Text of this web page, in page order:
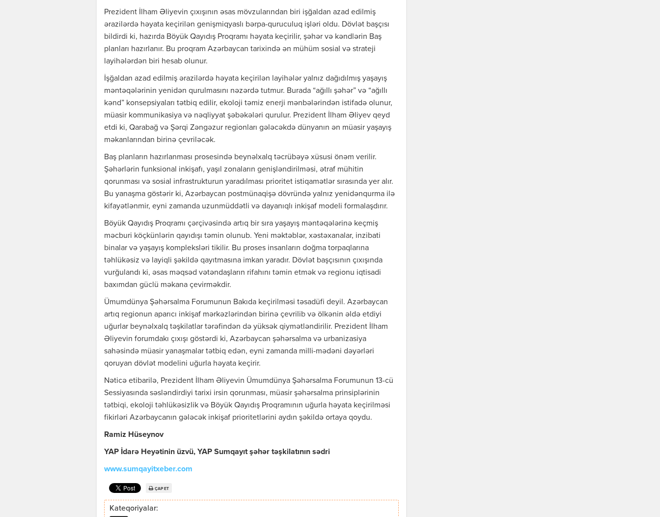
Prezident İlham Əliyevin çıxışının əsas mövzularından biri işğaldan azad edilmiş
ərazilərdə həyata keçirilən genişmiqyaslı bərpa-quruculuq işləri oldu. Dövlət başçısı
bildirdi ki, hazırda Böyük Qayıdış Proqramı həyata keçirilir, şəhər və kəndlərin Baş
planları hazırlanır. Bu proqram Azərbaycan tarixində ən mühüm sosial və strateji
layihələrdən biri hesab olunur.
İşğaldan azad edilmiş ərazilərdə həyata keçirilən layihələr yalnız dağıdılmış yaşayış
məntəqələrinin yenidən qurulmasını nəzərdə tutmur. Burada “ağıllı şəhər” və “ağıllı
kənd” konsepsiyaları tətbiq edilir, ekoloji təmiz enerji mənbələrindən istifadə olunur,
müasir kommunikasiya və nəqliyyat şəbəkələri qurulur. Prezident İlham Əliyev qeyd
etdi ki, Qarabağ və Şərqi Zəngəzur regionları gələcəkdə dünyanın ən müasir yaşayış
məkanlarından birinə çevriləcək.
Baş planların hazırlanması prosesində beynəlxalq təcrübəyə xüsusi önəm verilir.
Şəhərlərin funksional inkişafı, yaşıl zonaların genişləndirilməsi, ətraf mühitin
qorunması və sosial infrastrukturun yaradılması prioritet istiqamətlər sırasında yer alır.
Bu yanaşma göstərir ki, Azərbaycan postmünaqişə dövründə yalnız yenidənqurma ilə
kifayətlənmir, eyni zamanda uzunmüddətli və dayanıqlı inkişaf modeli formalaşdırır.
Böyük Qayıdış Proqramı çərçivəsində artıq bir sıra yaşayış məntəqələrinə keçmiş
məcburi köçkünlərin qayıdışı təmin olunub. Yeni məktəblər, xəstəxanalar, inzibati
binalar və yaşayış kompleksləri tikilir. Bu proses insanların doğma torpaqlarına
təhlükəsiz və layiqli şəkildə qayıtmasına imkan yaradır. Dövlət başçısının çıxışında
vurğulandı ki, əsas məqsəd vətəndaşların rifahını təmin etmək və regionu iqtisadi
baxımdan güclü məkana çevirməkdir.
Ümumdünya Şəhərsalma Forumunun Bakıda keçirilməsi təsadüfi deyil. Azərbaycan
artıq regionun aparıcı inkişaf mərkəzlərindən birinə çevrilib və ölkənin əldə etdiyi
uğurlar beynəlxalq təşkilatlar tərəfindən də yüksək qiymətləndirilir. Prezident İlham
Əliyevin forumdakı çıxışı göstərdi ki, Azərbaycan şəhərsalma və urbanizasiya
sahəsində müasir yanaşmalar tətbiq edən, eyni zamanda milli-mədəni dəyərləri
qoruyan dövlət modelini uğurla həyata keçirir.
Nəticə etibarilə, Prezident İlham Əliyevin Ümumdünya Şəhərsalma Forumunun 13-cü
Sessiyasında səsləndirdiyi tarixi irsin qorunması, müasir şəhərsalma prinsiplərinin
tətbiqi, ekoloji təhlükəsizlik və Böyük Qayıdış Proqramının uğurla həyata keçirilməsi
fikirləri Azərbaycanın gələcək inkişaf prioritetlərini aydın şəkildə ortaya qoydu.
Ramiz Hüseynov
YAP İdarə Heyətinin üzvü, YAP Sumqayıt şəhər təşkilatının sədri
www.sumqayitxeber.com
ÇAP ET
Kateqoriyalar: